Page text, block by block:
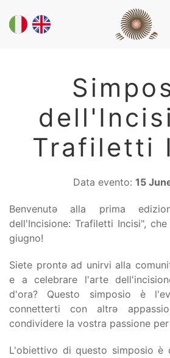
Trafiletti
Data evento: 15
Benvenutə alla prima
dell'Incisione: Trafiletti Incisi",
giugno!
Siete prontə ad unirvi alla
e a celebrare l'arte
d'ora? Questo simposio è
connetterti con altrə
condividere la vostra passione
L'obiettivo di questo simposio è